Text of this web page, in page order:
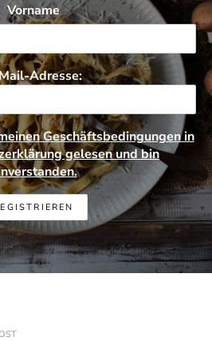
Vorname
Adresse:
Geschäftsbedingungen in
gelesen und bin